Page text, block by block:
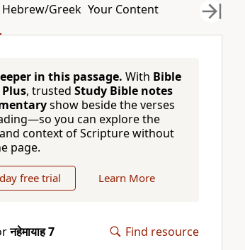
Hebrew/Greek Your Content
in this passage. With Bible
, trusted Study Bible notes
show beside the verses
you can explore the
context of Scripture without
page.
free trial Learn More
नहेमायाह 7 Find resource